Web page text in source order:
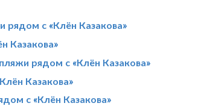
рядом с «Клён Казакова»
Казакова»
пляжи рядом с «Клён Казакова»
Казакова»
с «Клён Казакова»